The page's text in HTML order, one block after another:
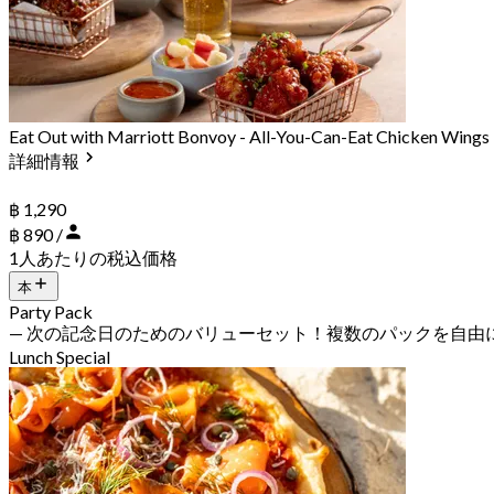
Eat Out with Marriott Bonvoy - All-You-Can-Eat Chicken Wings
詳細情報
฿ 1,290
฿ 890 /
1人あたりの税込価格
本
Party Pack
— 次の記念日のためのバリューセット！複数のパックを自由
Lunch Special